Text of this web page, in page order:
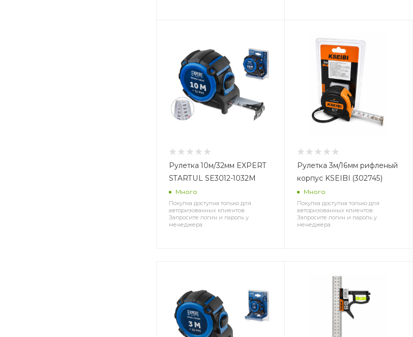
Рулетка 10м/32мм EXPERT
STARTUL SE3012-1032M
Много
Покупка доступна только для
авторизованных клиентов.
Запросите логин и пароль у
менеджера.
Рулетка 3м/16мм рифленый
корпус KSEIBI (302745)
Много
Покупка доступна только для
авторизованных клиентов.
Запросите логин и пароль у
менеджера.